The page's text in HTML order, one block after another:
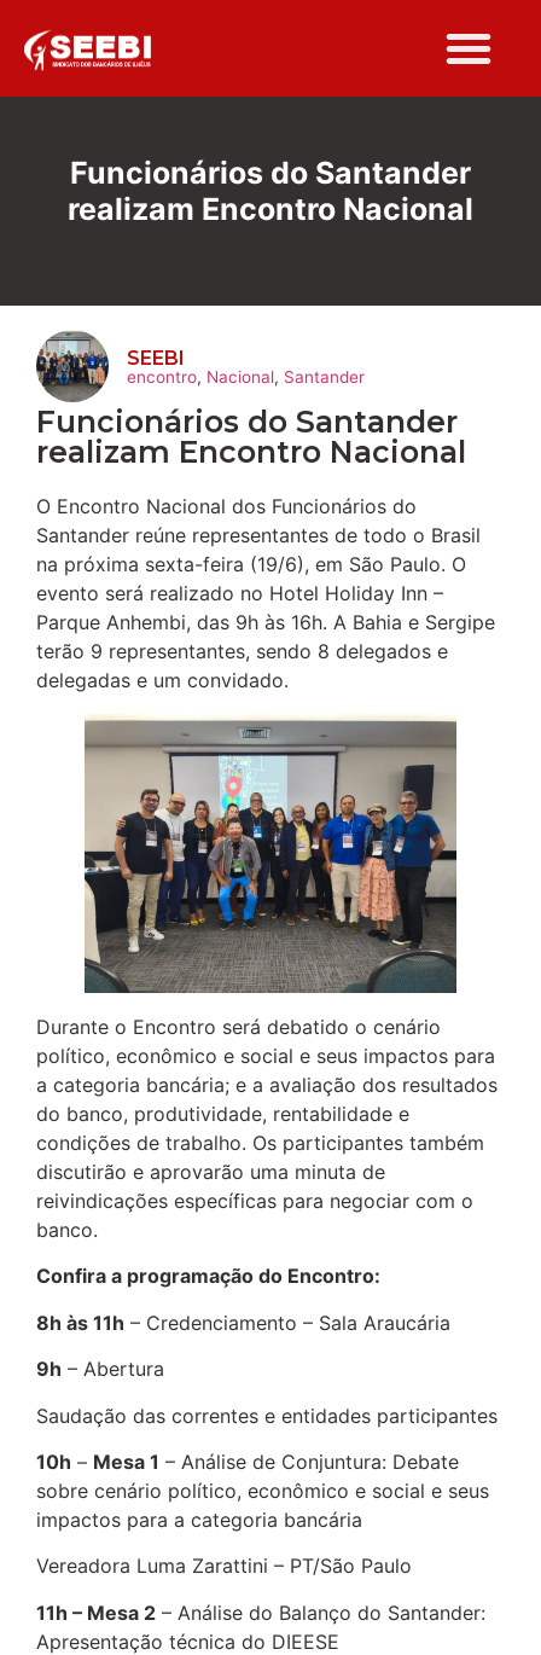
Funcionários do Santander
realizam Encontro Nacional
SEEBI
encontro, Nacional, Santander
Funcionários do Santander
realizam Encontro Nacional
O Encontro Nacional dos Funcionários do
Santander reúne representantes de todo o Brasil
na próxima sexta-feira (19/6), em São Paulo. O
evento será realizado no Hotel Holiday Inn –
Parque Anhembi, das 9h às 16h. A Bahia e Sergipe
terão 9 representantes, sendo 8 delegados e
delegadas e um convidado.
Durante o Encontro será debatido o cenário
político, econômico e social e seus impactos para
a categoria bancária; e a avaliação dos resultados
do banco, produtividade, rentabilidade e
condições de trabalho. Os participantes também
discutirão e aprovarão uma minuta de
reivindicações específicas para negociar com o
banco.
Confira a programação do Encontro:
8h às 11h – Credenciamento – Sala Araucária
9h – Abertura
Saudação das correntes e entidades participantes
10h – Mesa 1 – Análise de Conjuntura: Debate
sobre cenário político, econômico e social e seus
impactos para a categoria bancária
Vereadora Luma Zarattini – PT/São Paulo
11h – Mesa 2 – Análise do Balanço do Santander:
Apresentação técnica do DIEESE